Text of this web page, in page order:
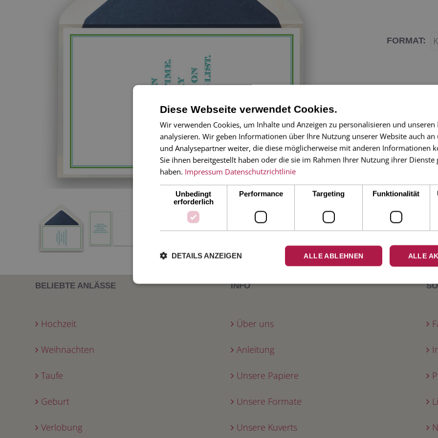
FORMAT:
Unsere
Dankeskarte!
2-seitige
BELIEBTE ANLÄSSE
Hochzeit
Weihnachten
Taufe
Geburt
Verlobung
INFO
Über uns
Anleitung
Unsere Papiere
Unsere Formate
Unsere Kuverts
Diese Webseite verwendet Cookies.
Wir verwenden Cookies, um Inhalte und Anzeigen zu personalisieren und unseren
analysieren. Wir geben Informationen über Ihre Nutzung unserer Website auch an
und Analysepartner weiter, die diese möglicherweise mit anderen Informationen
Sie ihnen bereitgestellt haben oder die sie im Rahmen Ihrer Nutzung ihrer Dienste
haben. Impressum Datenschutzrichtlinie
Unbedingt
erforderlich
Performance Targeting Funktionalität
ALLE
ALLE ABLEHNEN
DETAILS ANZEIGEN